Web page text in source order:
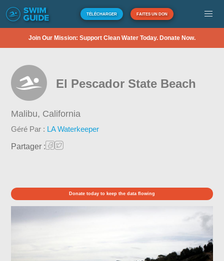
TÉLÉCHARGER FAITES UN DON
Join Our Mission: Support Clean Water Today. Donate Now.
El Pescador State Beach
Malibu, California
Géré Par : LA Waterkeeper
Partager :
Donate today to keep the data flowing